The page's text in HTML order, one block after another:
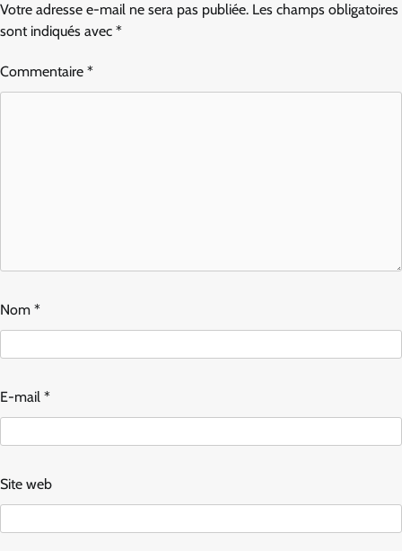
Votre adresse e-mail ne sera pas publiée. Les champs obligatoires
sont indiqués avec *
Commentaire *
Nom *
E-mail *
Site web